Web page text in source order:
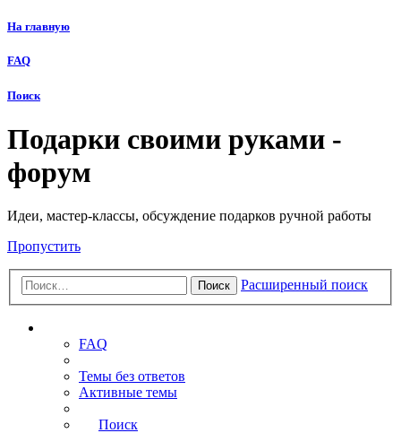
На главную
FAQ
Поиск
Подарки своими руками -
форум
Идеи, мастер-классы, обсуждение подарков ручной работы
Пропустить
Поиск Расширенный поиск
FAQ
Темы без ответов
Активные темы
Поиск